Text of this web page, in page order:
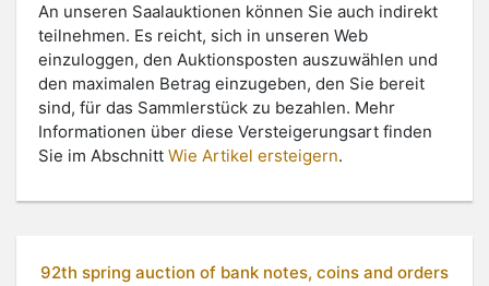
An unseren Saalauktionen können Sie auch indirekt
teilnehmen. Es reicht, sich in unseren Web
einzuloggen, den Auktionsposten auszuwählen und
den maximalen Betrag einzugeben, den Sie bereit
sind, für das Sammlerstück zu bezahlen. Mehr
Informationen über diese Versteigerungsart finden
Sie im Abschnitt Wie Artikel ersteigern.
92th spring auction of bank notes, coins and orders